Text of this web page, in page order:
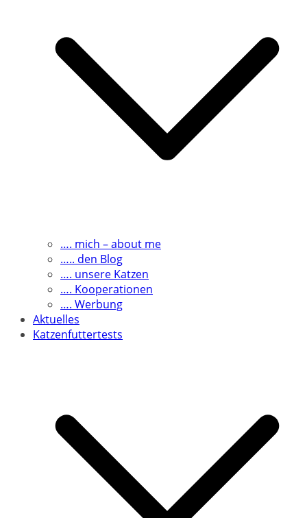
…. mich – about me
….. den Blog
…. unsere Katzen
…. Kooperationen
…. Werbung
Aktuelles
Katzenfuttertests